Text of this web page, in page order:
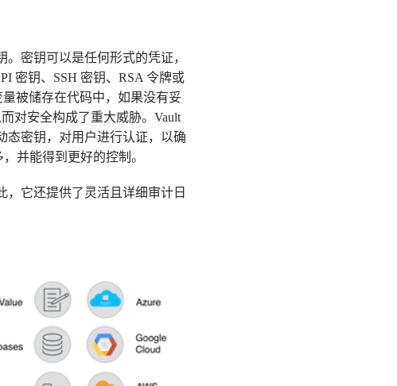
密钥可以是任何形式的凭证，
密钥、SSH 密钥、RSA 令牌或
被储存在代码中，如果没有妥
对安全构成了重大威胁。Vault
态密钥，对用户进行认证，以确
并能得到更好的控制。
，它还提供了灵活且详细审计日